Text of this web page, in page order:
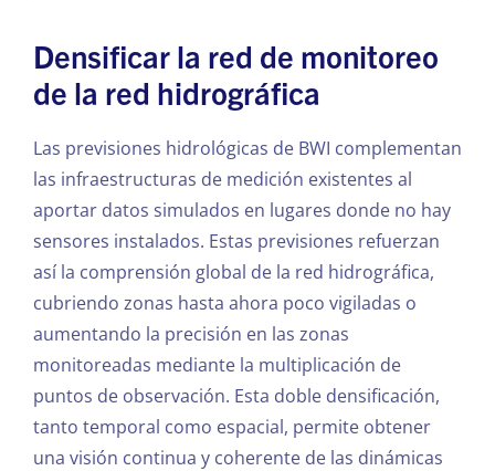
Densificar la red de monitoreo
de la red hidrográfica
Las previsiones hidrológicas de BWI complementan
las infraestructuras de medición existentes al
aportar datos simulados en lugares donde no hay
sensores instalados. Estas previsiones refuerzan
así la comprensión global de la red hidrográfica,
cubriendo zonas hasta ahora poco vigiladas o
aumentando la precisión en las zonas
monitoreadas mediante la multiplicación de
puntos de observación. Esta doble densificación,
tanto temporal como espacial, permite obtener
una visión continua y coherente de las dinámicas